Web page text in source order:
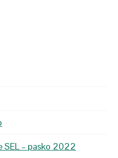
SEL – pasko 2022